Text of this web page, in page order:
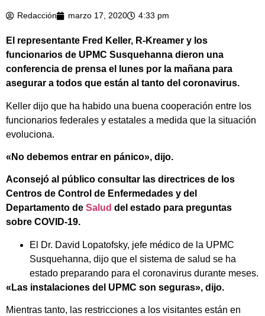
Redacción marzo 17, 2020 4:33 pm
El representante Fred Keller, R-Kreamer y los
funcionarios de UPMC Susquehanna dieron una
conferencia de prensa el lunes por la mañana para
asegurar a todos que están al tanto del coronavirus.
Keller dijo que ha habido una buena cooperación entre los
funcionarios federales y estatales a medida que la situación
evoluciona.
«No debemos entrar en pánico», dijo.
Aconsejó al público consultar las directrices de los
Centros de Control de Enfermedades y del
Departamento de Salud del estado para preguntas
sobre COVID-19.
El Dr. David Lopatofsky, jefe médico de la UPMC
Susquehanna, dijo que el sistema de salud se ha
estado preparando para el coronavirus durante meses.
«Las instalaciones del UPMC son seguras», dijo.
Mientras tanto, las restricciones a los visitantes están en